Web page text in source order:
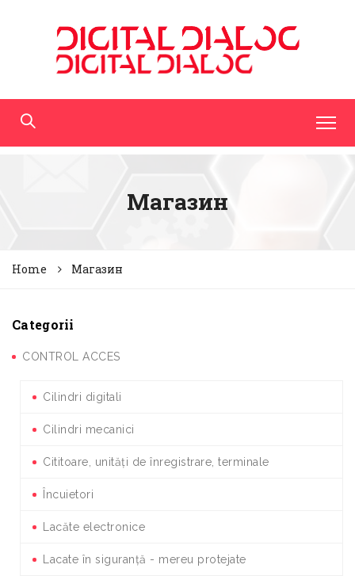
Магазин
Home Магазин
Categorii
CONTROL ACCES
Cilindri digitali
Cilindri mecanici
Cititoare, unități de înregistrare, terminale
Încuietori
Lacăte electronice
Lacate în siguranță - mereu protejate